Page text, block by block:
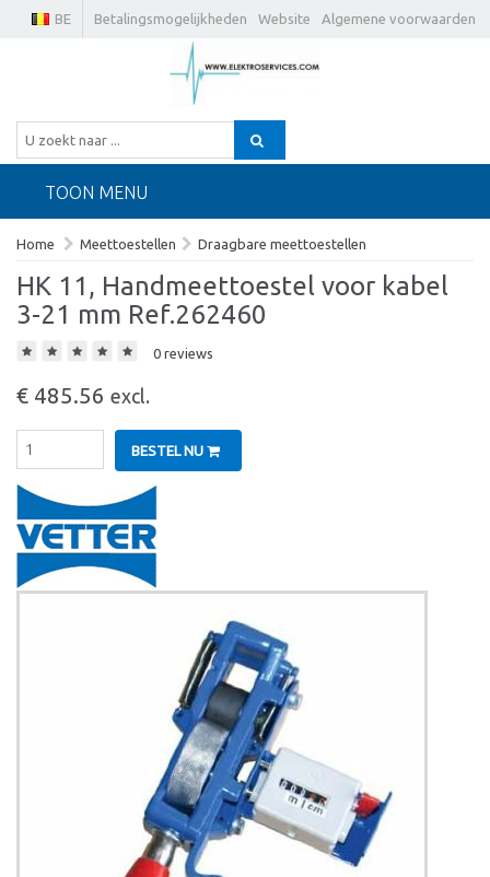
Betalingsmogelijkheden Website Algemene voorwaarden
BE
TOON MENU
Home Meettoestellen Draagbare meettoestellen
HK 11, Handmeettoestel voor kabel 
3-21 mm Ref.262460
0 reviews
€ 485.56 excl.
BESTEL NU